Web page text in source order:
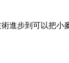
進步到可以把小